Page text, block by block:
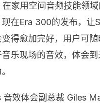
家用空间音频技能领
在Era 300的发布，让
得愈加完好，用户可随
音乐现场的音效，体会
音效体会副总裁 Giles